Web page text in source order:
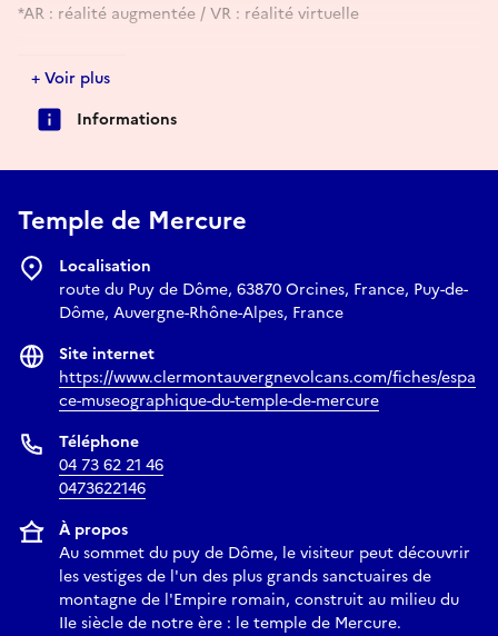
*AR : réalité augmentée / VR : réalité virtuelle
Réserver
+ Voir plus
Informations
Temple de Mercure
Localisation
route du Puy de Dôme, 63870 Orcines, France, Puy-de-
Dôme, Auvergne-Rhône-Alpes, France
Site internet
https://www.clermontauvergnevolcans.com/fiches/espa
ce-museographique-du-temple-de-mercure
Téléphone
04 73 62 21 46
0473622146
À propos
Au sommet du puy de Dôme, le visiteur peut découvrir
les vestiges de l'un des plus grands sanctuaires de
montagne de l'Empire romain, construit au milieu du
IIe siècle de notre ère : le temple de Mercure.